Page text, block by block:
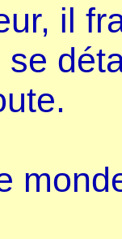
il